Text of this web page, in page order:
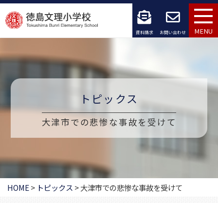
コ
ン
へ
ッ
プ
資料請求 お問い合わせ MENU
トピックス
大津市での悲惨な事故を受けて
HOME> トピックス >大津市での悲惨な事故を受けて